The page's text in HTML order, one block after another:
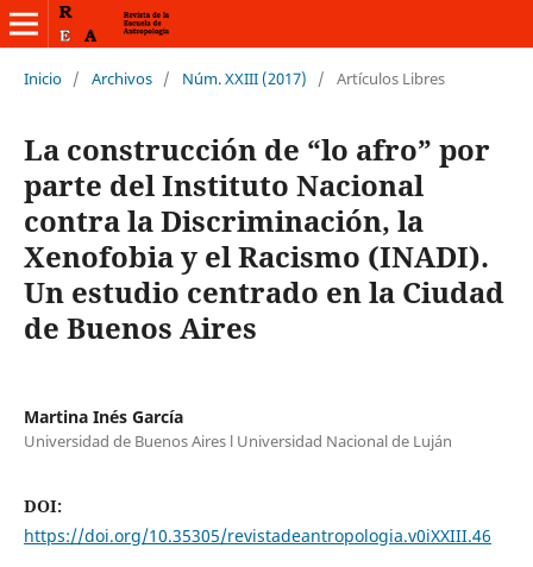
Inicio / Archivos / Núm. XXIII (2017) / Artículos Libres
La construcción de “lo afro” por
parte del Instituto Nacional
contra la Discriminación, la
Xenofobia y el Racismo (INADI).
Un estudio centrado en la Ciudad
de Buenos Aires
Martina Inés García
Universidad de Buenos Aires l Universidad Nacional de Luján
DOI:
https://doi.org/10.35305/revistadeantropologia.v0iXXIII.46